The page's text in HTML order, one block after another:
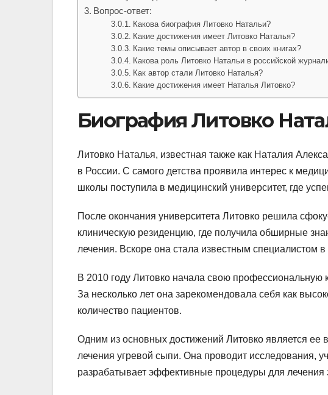
Вопрос-ответ:
Какова биография Литовко Натальи?
Какие достижения имеет Литовко Наталья?
Какие темы описывает автор в своих книгах?
Какова роль Литовко Натальи в российской
Как автор стали Литовко Наталья?
Какие достижения имеет Наталья Литовко?
Биография Литовко
Литовко Наталья, известная также как Наталия
в России. С самого детства проявила интерес к
школы поступила в медицинский университет, где
После окончания университета Литовко решила
клиническую резиденцию, где получила обширные
лечения. Вскоре она стала известным специалистом в
В 2010 году Литовко начала свою профессиональную
За несколько лет она зарекомендовала себя как
количество пациентов.
Одним из основных достижений Литовко является ее
лечения угревой сыпи. Она проводит исследования,
разрабатывает эффективные процедуры для лечения